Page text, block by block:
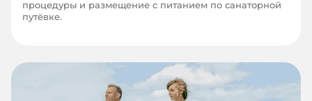
процедуры и размещение с питанием по санаторной
путёвке.